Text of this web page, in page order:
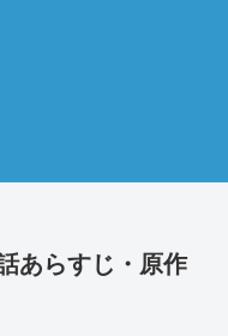
あらすじ・原作